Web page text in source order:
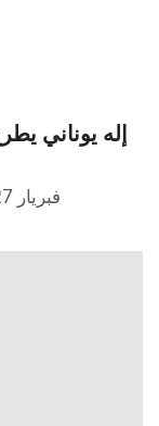
إله يوناني
فبريار 27 2026